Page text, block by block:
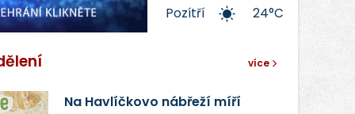
video
Pozítří
24°C
více
Na Havlíčkovo nábřeží míří